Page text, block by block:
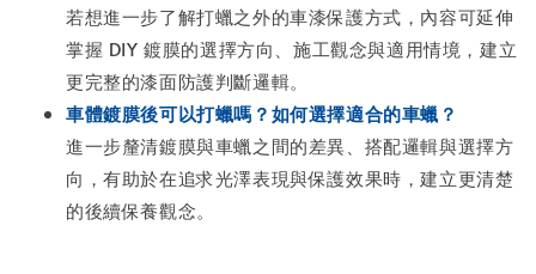
若想進一步了解打蠟之外的車漆保護方式，內容可延伸
掌握 DIY 鍍膜的選擇方向、施工觀念與適用情境，建立
更完整的漆面防護判斷邏輯。
車體鍍膜後可以打蠟嗎？如何選擇適合的車蠟？
進一步釐清鍍膜與車蠟之間的差異、搭配邏輯與選擇方
向，有助於在追求光澤表現與保護效果時，建立更清楚
的後續保養觀念。